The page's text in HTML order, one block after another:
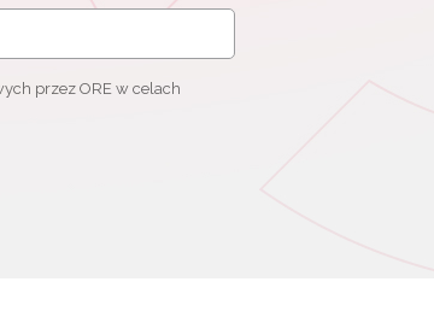
przez ORE w celach